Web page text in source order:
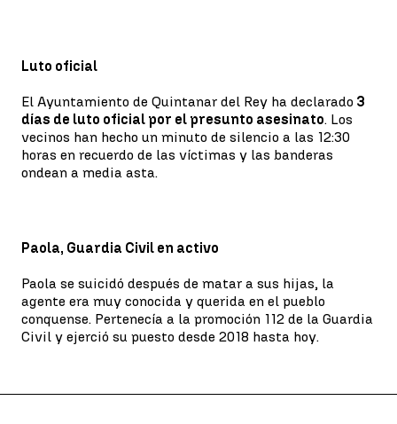
Luto oficial
El Ayuntamiento de Quintanar del Rey ha declarado 3
días de luto oficial por el presunto asesinato. Los
vecinos han hecho un minuto de silencio a las 12:30
horas en recuerdo de las víctimas y las banderas
ondean a media asta.
Paola, Guardia Civil en activo
Paola se suicidó después de matar a sus hijas, la
agente era muy conocida y querida en el pueblo
conquense. Pertenecía a la promoción 112 de la Guardia
Civil y ejerció su puesto desde 2018 hasta hoy.